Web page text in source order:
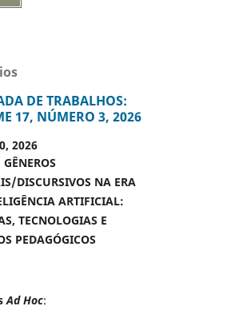
DE TRABALHOS:
17, NÚMERO 3, 2026
2026
GÊNEROS
DISCURSIVOS NA ERA
ARTIFICIAL:
TECNOLOGIAS E
PEDAGÓGICOS
Ad Hoc: